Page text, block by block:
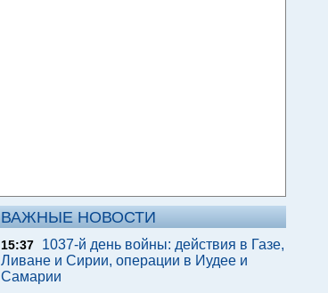
ВАЖНЫЕ НОВОСТИ
15:37
1037-й день войны: действия в Газе,
Ливане и Сирии, операции в Иудее и
Самарии